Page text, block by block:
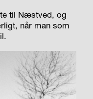
til Næstved, og
når man som